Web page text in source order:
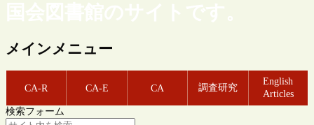
国会図書館のサイトです。
メインメニュー
CA-R CA-E CA 調査研究
English
Articles
検索フォーム